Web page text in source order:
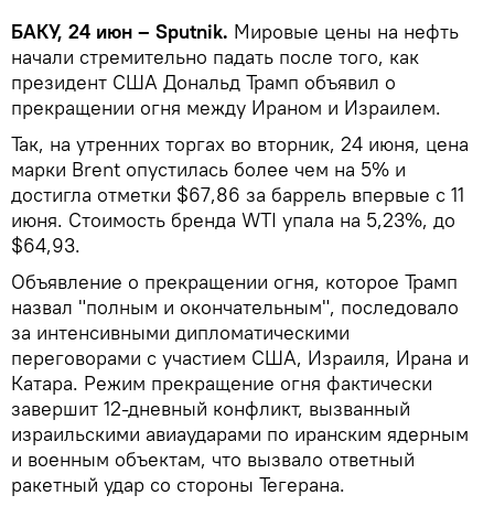
БАКУ, 24 июн – Sputnik. Мировые цены на нефть
начали стремительно падать после того, как
президент США Дональд Трамп объявил о
прекращении огня между Ираном и Израилем.
Так, на утренних торгах во вторник, 24 июня, цена
марки Brent опустилась более чем на 5% и
достигла отметки $67,86 за баррель впервые с 11
июня. Стоимость бренда WTI упала на 5,23%, до
$64,93.
Объявление о прекращении огня, которое Трамп
назвал "полным и окончательным", последовало
за интенсивными дипломатическими
переговорами с участием США, Израиля, Ирана и
Катара. Режим прекращение огня фактически
завершит 12-дневный конфликт, вызванный
израильскими авиаударами по иранским ядерным
и военным объектам, что вызвало ответный
ракетный удар со стороны Тегерана.